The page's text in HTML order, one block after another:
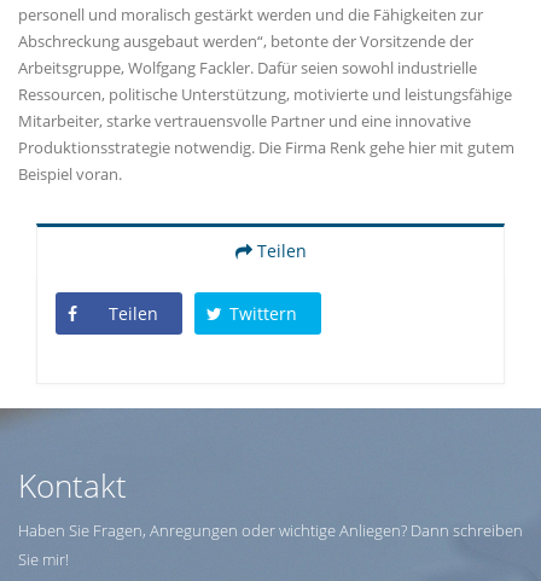
personell und moralisch gestärkt werden und die Fähigkeiten zur
Abschreckung ausgebaut werden“, betonte der Vorsitzende der
Arbeitsgruppe, Wolfgang Fackler. Dafür seien sowohl industrielle
Ressourcen, politische Unterstützung, ⁠motivierte und leistungsfähige
Mitarbeiter, ⁠starke vertrauensvolle Partner und eine innovative
Produktionsstrategie notwendig. Die Firma Renk gehe hier mit gutem
Beispiel voran.
Teilen
Teilen Twittern
Kontakt
Haben Sie Fragen, Anregungen oder wichtige Anliegen? Dann schreiben
Sie mir!